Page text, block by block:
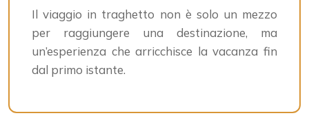
Il viaggio in traghetto non è solo un mezzo
per raggiungere una destinazione, ma
un’esperienza che arricchisce la vacanza fin
dal primo istante.